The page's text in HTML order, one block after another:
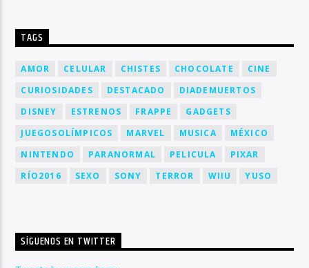
TAGS
AMOR CELULAR CHISTES CHOCOLATE
CINE
CURIOSIDADES
DESTACADO
DIADEMUERTOS
DISNEY
ESTRENOS FRAPPE
GADGETS
JUEGOSOLÍMPICOS
MARVEL MUSICA
MÉXICO
NINTENDO
PARANORMAL PELICULA
PIXAR
RÍO2016
SEXO SONY TERROR WIIU YUSO
SÍGUENOS EN TWITTER